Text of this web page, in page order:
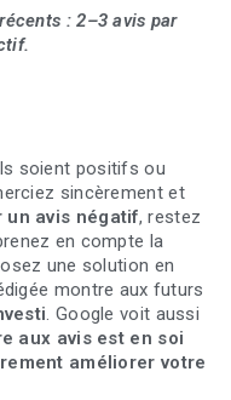
: 2–3 avis par
soient positifs ou
sincèrement et
un avis négatif, restez
en compte la
une solution en
montre aux futurs
. Google voit aussi
aux avis est en soi
améliorer votre